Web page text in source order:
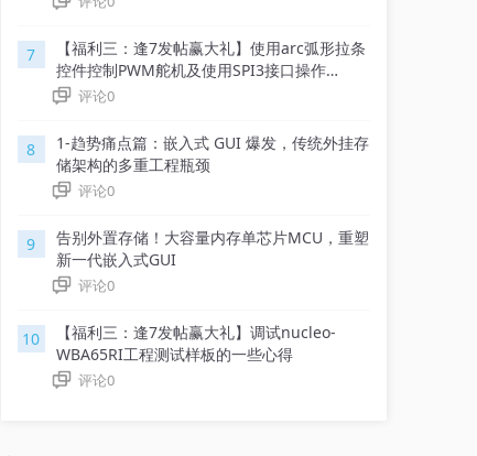
7
【福利三：逢7发帖赢大礼】使用arc弧形拉条
控件控制PWM舵机及使用SPI3接口操作
NRF24L01模块进行无线通信
评论0
8
1-趋势痛点篇：嵌入式 GUI 爆发，传统外挂存
储架构的多重工程瓶颈
评论0
9
告别外置存储！大容量内存单芯片MCU，重塑
新一代嵌入式GUI
评论0
10
【福利三：逢7发帖赢大礼】调试nucleo-
WBA65RI工程测试样板的一些心得
评论0